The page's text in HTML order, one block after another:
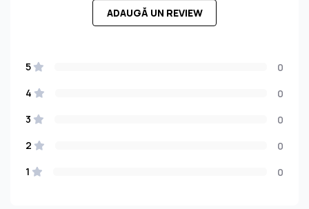
ADAUGĂ UN REVIEW
5
0
4
0
3
0
2
0
1
0